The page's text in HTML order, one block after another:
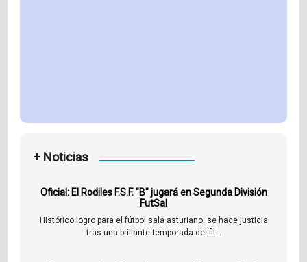
+ Noticias
Oficial: El Rodiles F.S.F. "B" jugará en Segunda División
FutSal
Histórico logro para el fútbol sala asturiano: se hace justicia
tras una brillante temporada del fil...